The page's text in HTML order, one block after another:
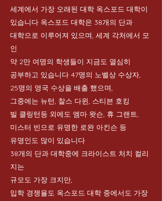
세계에서 가장 오래된 대학 옥스포드 대학이
있습니다 옥스포드 대학은 38개의 단과
대학으로 이루어져 있으며, 세계 각처에서 모
인
약 2만 여명의 학생들이 지금도 열심히
공부하고 있습니다 47명의 노벨상 수상자,
25명의 영국 수상을 배출 했으며,
그중에는 뉴턴, 찰스 다윈, 스티븐 호킹
빌 클링턴등 외에도 엠마 왓슨, 휴 그랜트,
미스터 빈으로 유명한 로완 아킨슨 등
유명인도 많이 있습니다
38개의 단과 대학중에 크라이스트 처치 컬리
지는
규모도 가장 크지만,
입학 경쟁율도 옥스포드 대학 중에서도 가장